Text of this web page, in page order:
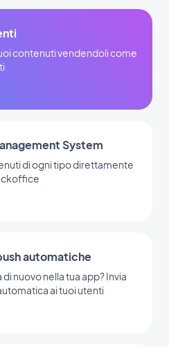
contenuti vendendoli come
System
di ogni tipo direttamente
automatiche
nuovo nella tua app? Invia
ai tuoi utenti